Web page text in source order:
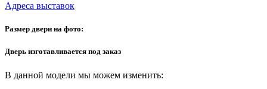
Адреса выставок
Размер двери на фото:
Дверь изготавливается под заказ
В данной модели мы можем изменить: